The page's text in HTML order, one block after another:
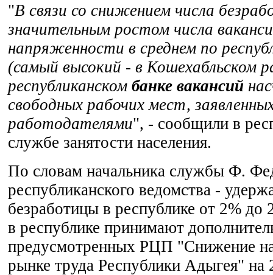
"В связи со снижением числа
значительным ростом числа
напряженности в среднем по
(самый высокий - в Кошехабльском
республиканском банке вакансий
свободных рабочих мест,
работодателями", - сообщили в
службе занятости населения.
По словам начальника службы Ф.
республиканского ведомства -
безработицы в республике от 2%
в республике принимают
предусмотренных РЦП "Снижение
рынке труда Республики Адыгея" на